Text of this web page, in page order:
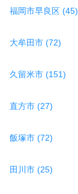
福岡市早良区 (45)
大牟田市 (72)
久留米市 (151)
直方市 (27)
飯塚市 (72)
田川市 (25)